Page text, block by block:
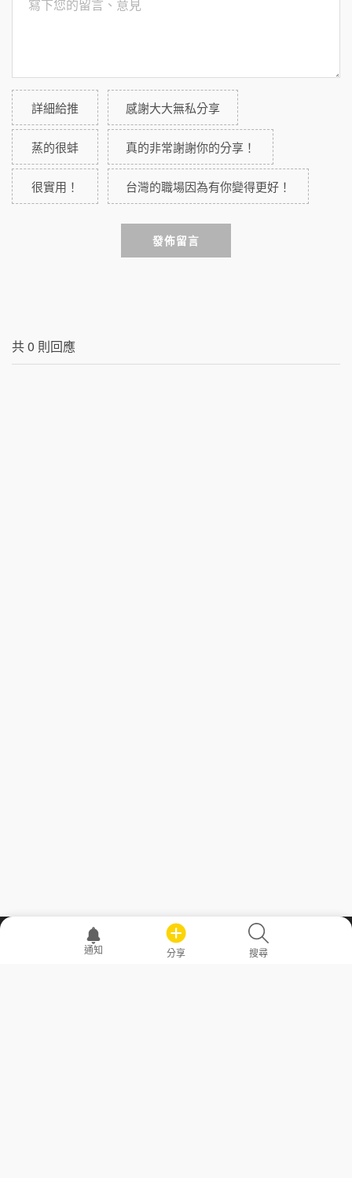
詳細給推 感謝大大無私分享
蒸的很蚌 真的非常謝謝你的分享！
很實用！ 台灣的職場因為有你變得更好！
發佈留言
共0 則回應
職場透明化運動
通知 分享 搜尋